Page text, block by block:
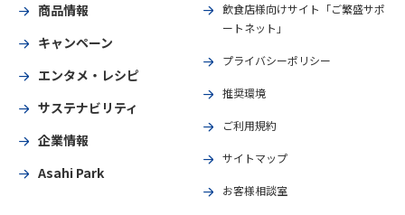
商品情報
キャンペーン
エンタメ・レシピ
サステナビリティ
企業情報
Asahi Park
飲食店様向けサイト「ご繁盛サポ
ートネット」
プライバシーポリシー
推奨環境
ご利用規約
サイトマップ
お客様相談室